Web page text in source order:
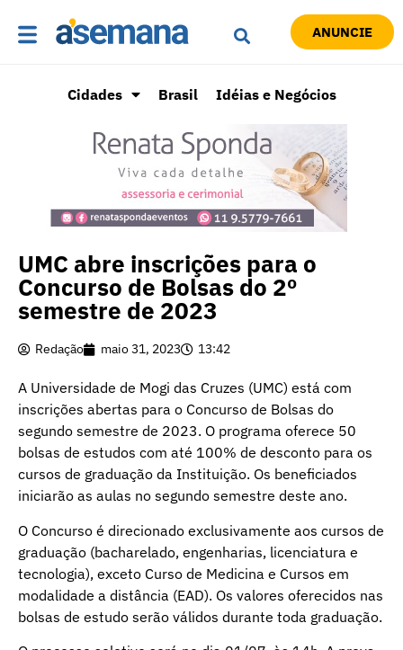
ANUNCIE
Cidades Brasil Idéias e Negócios
UMC abre inscrições para o
Concurso de Bolsas do 2º
semestre de 2023
Redação maio 31, 2023 13:42
A Universidade de Mogi das Cruzes (UMC) está com
inscrições abertas para o Concurso de Bolsas do
segundo semestre de 2023. O programa oferece 50
bolsas de estudos com até 100% de desconto para os
cursos de graduação da Instituição. Os beneficiados
iniciarão as aulas no segundo semestre deste ano.
O Concurso é direcionado exclusivamente aos cursos de
graduação (bacharelado, engenharias, licenciatura e
tecnologia), exceto Curso de Medicina e Cursos em
modalidade a distância (EAD). Os valores oferecidos nas
bolsas de estudo serão válidos durante toda graduação.